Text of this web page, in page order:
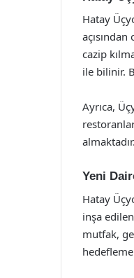
Hatay
cazip
ile bilinir.
Ayrıca,
Yeni
Hatay
inşa
mutfak,